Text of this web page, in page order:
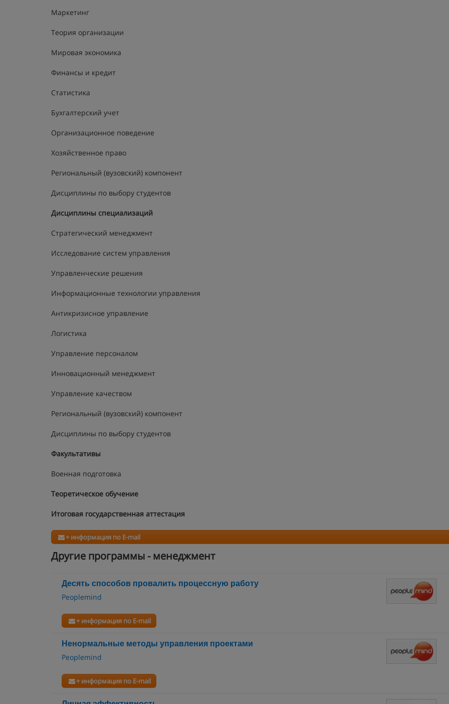
Маркетинг
Теория организации
Мировая экономика
Финансы и кредит
Статистика
Бухгалтерский учет
Организационное поведение
Хозяйственное право
Региональный (вузовский) компонент
Дисциплины по выбору студентов
Дисциплины специализаций
Стратегический менеджмент
Исследование систем управления
Управленческие решения
Информационные технологии управления
Антикризисное управление
Логистика
Управление персоналом
Инновационный менеджмент
Управление качеством
Региональный (вузовский) компонент
Дисциплины по выбору студентов
Факультативы
Военная подготовка
Теоретическое обучение
Итоговая государственная аттестация
+ информация по E-mail
Другие программы - менеджмент
Десять способов провалить процессную работу
Peoplemind
+ информация по E-mail
Ненормальные методы управления проектами
Peoplemind
+ информация по E-mail